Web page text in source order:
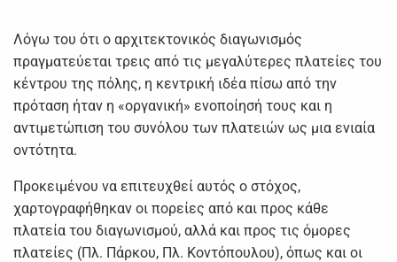
Λόγω του ότι ο αρχιτεκτονικός διαγωνισμός
πραγματεύεται τρεις από τις μεγαλύτερες πλατείες του
κέντρου της πόλης, η κεντρική ιδέα πίσω από την
πρόταση ήταν η «οργανική» ενοποίησή τους και η
αντιμετώπιση του συνόλου των πλατειών ως μια ενιαία
οντότητα.
Προκειμένου να επιτευχθεί αυτός ο στόχος,
χαρτογραφήθηκαν οι πορείες από και προς κάθε
πλατεία του διαγωνισμού, αλλά και προς τις όμορες
πλατείες (Πλ. Πάρκου, Πλ. Κοντόπουλου), όπως και οι